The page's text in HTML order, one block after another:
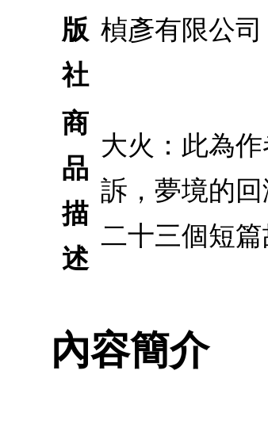
版
社
楨彥有限公司
商
品
描
述
大火：此為
訴，夢境的
二十三個短篇
內容簡介